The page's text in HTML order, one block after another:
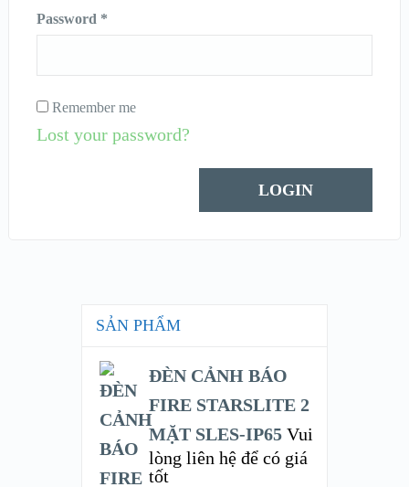
Password *
Remember me
Lost your password?
SẢN PHẨM
ĐÈN CẢNH BÁO
FIRE STARSLITE 2
MẶT SLES-IP65 Vui
lòng liên hệ để có giá
tốt